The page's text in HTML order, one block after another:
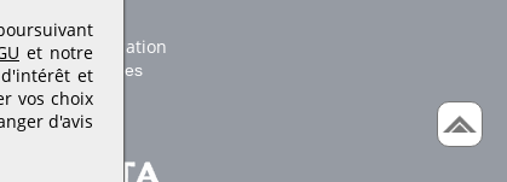
d'utilisation
de publication
des cookies
et notre
et
vos choix
d'avis